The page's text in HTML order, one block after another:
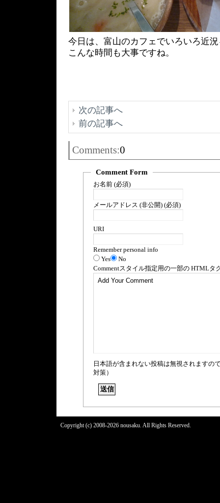
今日は、富山のカフェでいろいろ近
こんな時間も大事ですね。
次の記事へ
前の記事へ
Comments:0
Comment Form
お名前 (必須)
メールアドレス (非公開) (必須)
URI
Remember personal info
Yes
No
Commentスタイル指定用の一部の HTMLタ
日本語が含まれない投稿は無視されますの
対策）
Copyright (c) 2008-2026 nousaku. All Rights Reserved.